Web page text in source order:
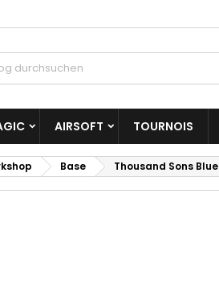
AIRSOFT TOURNOIS
Base Thousand Sons Blue